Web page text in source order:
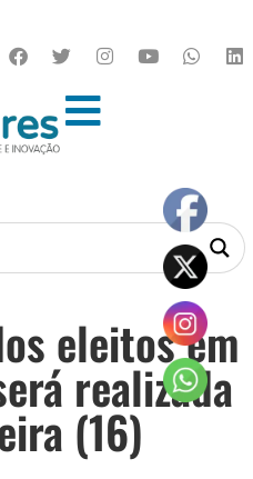
eleitos em
realizada
(16)